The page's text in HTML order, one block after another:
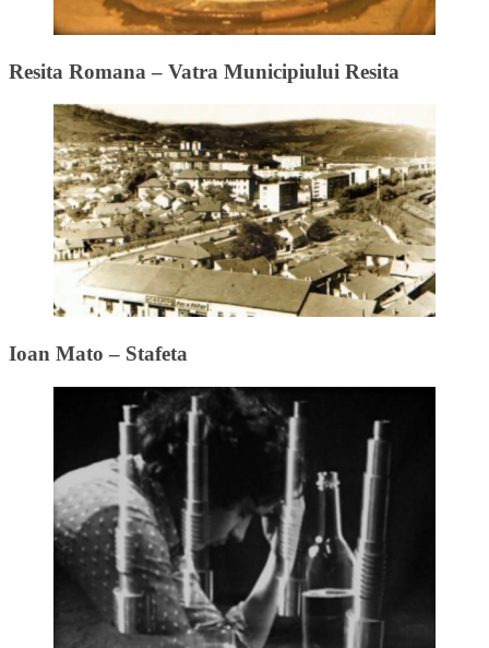
Resita Romana – Vatra Municipiului Resita
Ioan Mato – Stafeta